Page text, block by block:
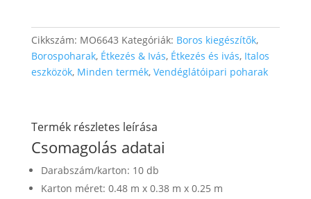
Cikkszám: MO6643 Kategóriák: Boros kiegészítők,
Borospoharak, Étkezés & Ivás, Étkezés és ivás, Italos
eszközök, Minden termék, Vendéglátóipari poharak
Termék részletes leírása
Csomagolás adatai
Darabszám/karton: 10 db
Karton méret: 0.48 m x 0.38 m x 0.25 m